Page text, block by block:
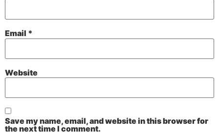
Email *
Website
Save my name, email, and website in this browser for
the next time I comment.